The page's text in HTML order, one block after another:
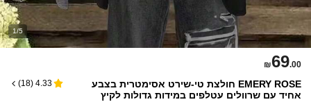
1/5
₪69.00
EMERY ROSE חולצת טי-שירט אסימטרית בצבע
אחיד עם שרוולים עטלפים במידות גדולות לקיץ
4.33
(
18
)